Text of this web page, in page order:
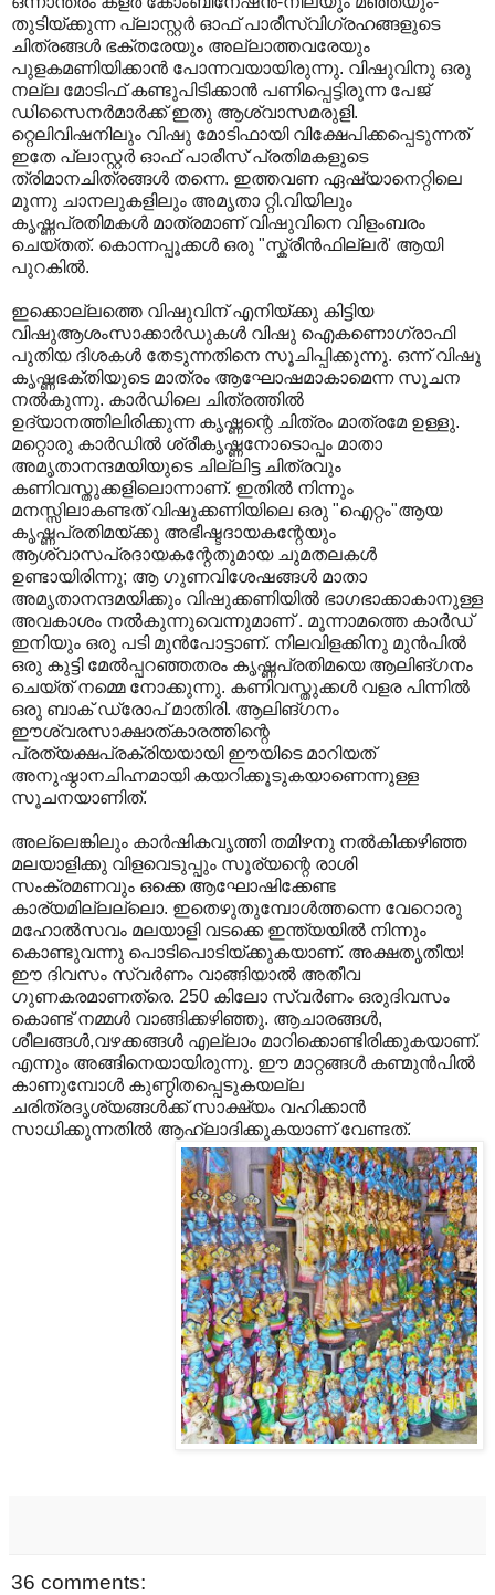
തുടിയ്ക്കുന്ന പ്ലാസ്റ്റര്‍ ഓഫ്‌ പാരീസ്‌വിഗ്രഹങ്ങളുടെ
ചിത്രങ്ങള്‍ ഭക്തരേയും അല്ലാത്തവരേയും
പുളകമണിയിക്കാന്‍ പോന്നവയായിരുന്നു. വിഷുവിനു ഒരു
നല്ല മോടിഫ്‌ കണ്ടുപിടിക്കാന്‍ പണിപ്പെട്ടിരുന്ന പേജ്‌
ഡിസൈനര്‍മാര്‍ക്ക്‌ ഇതു ആശ്വാസമരുളി.
റ്റെലിവിഷനിലും വിഷു മോടിഫായി വിക്ഷേപിക്കപ്പെടുന്നത്‌
ഇതേ പ്ലാസ്റ്റര്‍ ഓഫ്‌ പാരീസ്‌ പ്രതിമകളുടെ
ത്രിമാനചിത്രങ്ങള്‍ തന്നെ. ഇത്തവണ ഏഷ്യാനെറ്റിലെ
മൂന്നു ചാനലുകളിലും അമൃതാ റ്റി.വിയിലും
കൃഷ്ണപ്രതിമകള്‍ മാത്രമാണ്‌ വിഷുവിനെ വിളംബരം
ചെയ്തത്‌. കൊന്നപ്പൂക്കള്‍ ഒരു "സ്ക്രീന്‍ഫില്ലര്‍' ആയി
പുറകില്‍.
ഇക്കൊല്ലത്തെ വിഷുവിന്‌ എനിയ്ക്കു കിട്ടിയ
വിഷുആശംസാക്കാര്‍ഡുകള്‍ വിഷു ഐകണൊഗ്രാഫി
പുതിയ ദിശകള്‍ തേടുന്നതിനെ സൂചിപ്പിക്കുന്നു. ഒന്ന്‌ വിഷു
കൃഷ്ണഭക്തിയുടെ മാത്രം ആഘോഷമാകാമെന്ന സൂചന
നല്‍കുന്നു. കാര്‍ഡിലെ ചിത്രത്തില്‍
ഉദ്യാനത്തിലിരിക്കുന്ന കൃഷ്ണന്റെ ചിത്രം മാത്രമേ ഉള്ളു.
മറ്റൊരു കാര്‍ഡില്‍ ശ്രീകൃഷ്ണനോടൊപ്പം മാതാ
അമൃതാനന്ദമയിയുടെ ചില്ലിട്ട ചിത്രവും
കണിവസ്തുക്കളിലൊന്നാണ്‌. ഇതില്‍ നിന്നും
മനസ്സിലാകണ്ടത്‌ വിഷുക്കണിയിലെ ഒരു "ഐറ്റം"ആയ
കൃഷ്ണപ്രതിമയ്ക്കു അഭീഷ്ടദായകന്റേയും
ആശ്വാസപ്രദായകന്റേതുമായ ചുമതലകള്‍
ഉണ്ടായിരിന്നു; ആ ഗുണവിശേഷങ്ങള്‍ മാതാ
അമൃതാനന്ദമയിക്കും വിഷുക്കണിയില്‍ ഭാഗഭാക്കാകാനുള്ള
അവകാശം നല്‍കുന്നുവെന്നുമാണ്‌ . മൂന്നാമത്തെ കാര്‍ഡ്‌
ഇനിയും ഒരു പടി മുന്‍പോട്ടാണ്‌. നിലവിളക്കിനു മുന്‍പില്‍
ഒരു കുട്ടി മേല്‍പ്പറഞ്ഞതരം കൃഷ്ണപ്രതിമയെ ആലിങ്ഗനം
ചെയ്ത്‌ നമ്മെ നോക്കുന്നു. കണിവസ്തുക്കള്‍ വളര പിന്നില്‍
ഒരു ബാക് ഡ്രോപ്‌ മാതിരി. ആലിങ്ഗനം
ഈശ്വരസാക്ഷാത്കാരത്തിന്റെ
പ്രത്യക്ഷപ്രക്രിയയായി ഈയിടെ മാറിയത്‌
അനുഷ്ഠാനചിഹ്നമായി കയറിക്കൂടുകയാണെന്നുള്ള
സൂചനയാണിത്‌.
അല്ലെങ്കിലും കാര്‍ഷികവൃത്തി തമിഴനു നല്‍കിക്കഴിഞ്ഞ
മലയാളിക്കു വിളവെടുപ്പും സൂര്യന്റെ രാശി
സംക്രമണവും ഒക്കെ ആഘോഷിക്കേണ്ട
കാര്യമില്ലല്ലൊ. ഇതെഴുതുമ്പോള്‍ത്തന്നെ വേറൊരു
മഹോല്‍സവം മലയാളി വടക്കെ ഇന്ത്യയില്‍ നിന്നും
കൊണ്ടുവന്നു പൊടിപൊടിയ്ക്കുകയാണ്‌. അക്ഷതൃതീയ!
ഈ ദിവസം സ്വര്‍ണം വാങ്ങിയാല്‍ അതീവ
ഗുണകരമാണത്രെ. 250 കിലോ സ്വര്‍ണം ഒരുദിവസം
കൊണ്ട്‌ നമ്മള്‍ വാങ്ങിക്കഴിഞ്ഞു. ആചാരങ്ങള്‍,
ശീലങ്ങള്‍,വഴക്കങ്ങള്‍ എല്ലാം മാറിക്കൊണ്ടിരിക്കുകയാണ്‌.
എന്നും അങ്ങിനെയായിരുന്നു. ഈ മാറ്റങ്ങള്‍ കണ്മുന്‍പില്‍
കാണുമ്പോള്‍ കുണ്ഠിതപ്പെടുകയല്ല
ചരിത്രദൃശ്യങ്ങള്‍ക്ക്‌ സാക്ഷ്യം വഹിക്കാന്‍
സാധിക്കുന്നതില്‍ ആഹ്ലാദിക്കുകയാണ്‌ വേണ്ടത്‌.
36 comments: